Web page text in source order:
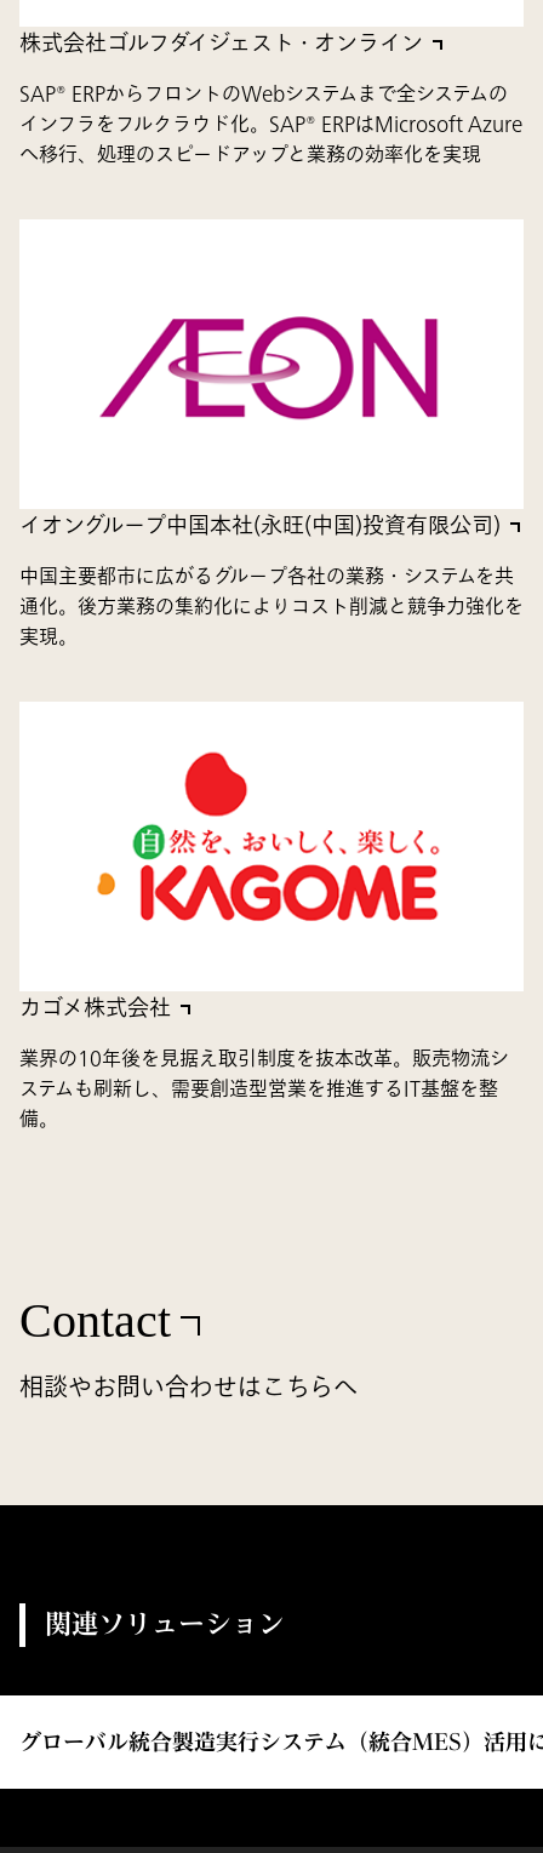
株式会社ゴルフダイジェスト・オンライン
SAP® ERPからフロントのWebシステムまで全システムの
インフラをフルクラウド化。SAP® ERPはMicrosoft Azure
へ移行、処理のスピードアップと業務の効率化を実現
イオングループ中国本社(永旺(中国)投資有限公司)
中国主要都市に広がるグループ各社の業務・システムを共
通化。後方業務の集約化によりコスト削減と競争力強化を
実現。
カゴメ株式会社
業界の10年後を見据え取引制度を抜本改革。販売物流シ
ステムも刷新し、需要創造型営業を推進するIT基盤を整
備。
Contact
相談やお問い合わせはこちらへ
関連ソリューション
グローバル統合製造実行システム（統合MES）活用